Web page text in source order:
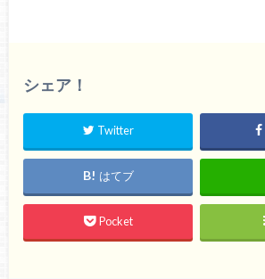
シェア！
Twitter
はてブ
Pocket